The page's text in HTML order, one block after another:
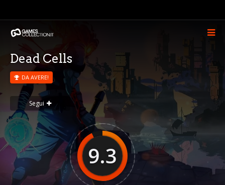
Dead Cells
DA AVERE!
Segui
9.3